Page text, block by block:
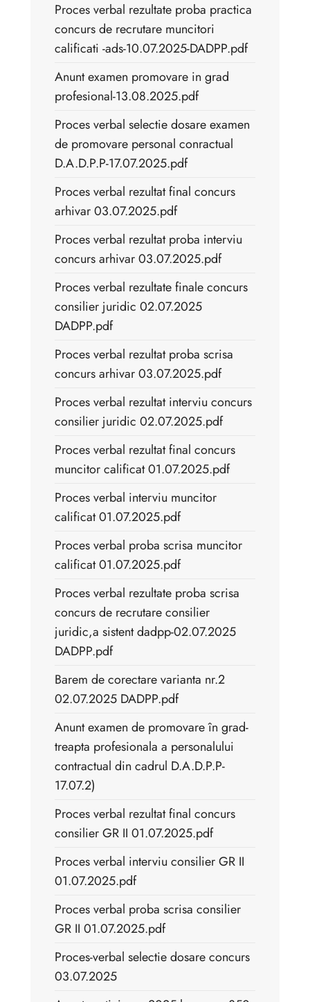
Proces verbal rezultate proba practica
concurs de recrutare muncitori
calificati -ads-10.07.2025-DADPP.pdf
Anunt examen promovare in grad
profesional-13.08.2025.pdf
Proces verbal selectie dosare examen
de promovare personal conractual
D.A.D.P.P-17.07.2025.pdf
Proces verbal rezultat final concurs
arhivar 03.07.2025.pdf
Proces verbal rezultat proba interviu
concurs arhivar 03.07.2025.pdf
Proces verbal rezultate finale concurs
consilier juridic 02.07.2025
DADPP.pdf
Proces verbal rezultat proba scrisa
concurs arhivar 03.07.2025.pdf
Proces verbal rezultat interviu concurs
consilier juridic 02.07.2025.pdf
Proces verbal rezultat final concurs
muncitor calificat 01.07.2025.pdf
Proces verbal interviu muncitor
calificat 01.07.2025.pdf
Proces verbal proba scrisa muncitor
calificat 01.07.2025.pdf
Proces verbal rezultate proba scrisa
concurs de recrutare consilier
juridic,a sistent dadpp-02.07.2025
DADPP.pdf
Barem de corectare varianta nr.2
02.07.2025 DADPP.pdf
Anunt examen de promovare în grad-
treapta profesionala a personalului
contractual din cadrul D.A.D.P.P-
17.07.2)
Proces verbal rezultat final concurs
consilier GR II 01.07.2025.pdf
Proces verbal interviu consilier GR II
01.07.2025.pdf
Proces verbal proba scrisa consilier
GR II 01.07.2025.pdf
Proces-verbal selectie dosare concurs
03.07.2025